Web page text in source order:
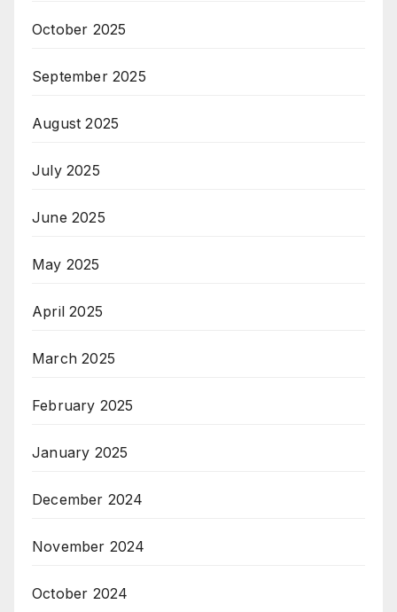
October 2025
September 2025
August 2025
July 2025
June 2025
May 2025
April 2025
March 2025
February 2025
January 2025
December 2024
November 2024
October 2024